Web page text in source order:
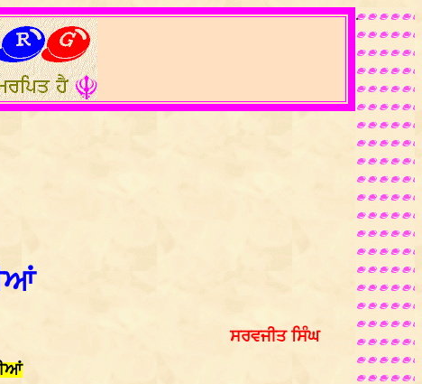
ਸਰਵਜੀਤ ਸਿੰਘ
.